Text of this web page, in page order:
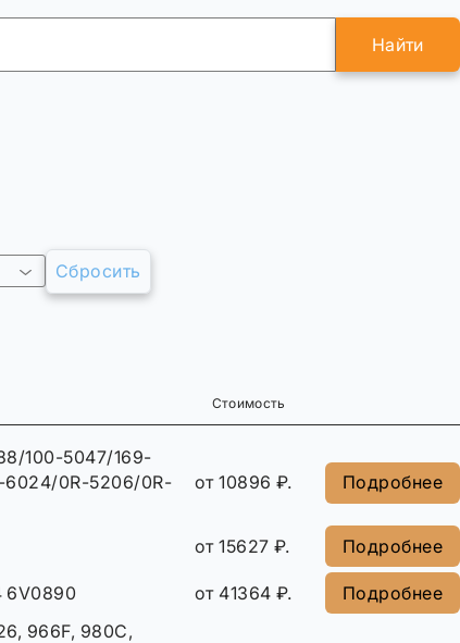
Найти
Сбросить
Стоимость
100-5047/169-
0R-5206/0R-
от 10896 ₽. Подробнее
от 15627 ₽. Подробнее
6V0890 от 41364 ₽. Подробнее
966F, 980C,